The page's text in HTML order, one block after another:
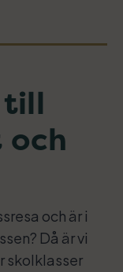
till
och
och är i
Då är vi
skolklasser